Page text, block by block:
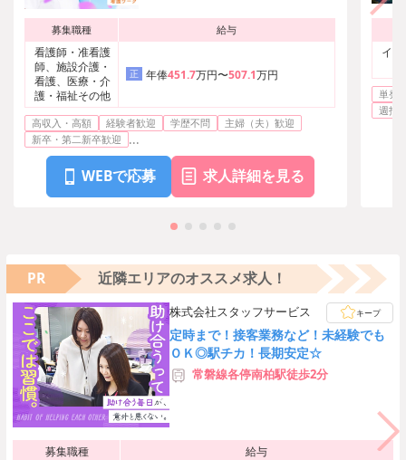
募集職種 給与
看護師・准看護
師、施設介護・
看護、医療・介
護・福祉その他
正 年俸451.7万円〜507.1万円
高収入・高額 経験者歓迎 学歴不問
主婦（夫）歓迎
新卒・第二新卒歓迎
...
WEBで応募 求人詳細を見る
イ
単発
週払
PR 近隣エリアのオススメ求人！
株式会社スタッフサービス キープ
定時まで！接客業務など！未経験でも
ＯＫ◎駅チカ！長期安定☆
常磐線各停南柏駅徒歩2分
募集職種
給与